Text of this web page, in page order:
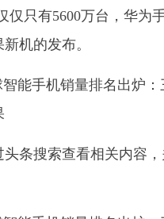
仅只有5600万台，华为
机的发布。
头条搜索查看相关内容